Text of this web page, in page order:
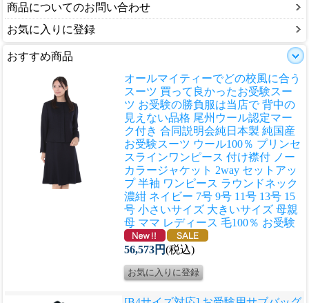
商品についてのお問い合わせ
お気に入りに登録
おすすめ商品
オールマイティーでどの校風に合う
スーツ 買って良かったお受験スー
ツ お受験の勝負服は当店で 背中の
見えない品格 尾州ウール認定マー
ク付き 合同説明会純日本製 純国産
お受験スーツ ウール100％ プリンセ
スラインワンピース 付け襟付 ノー
カラージャケット 2way セットアッ
プ 半袖 ワンピース ラウンドネック
濃紺 ネイビー 7号 9号 11号 13号 15
号 小さいサイズ 大きいサイズ 母親
母 ママ レディース 毛100％ お受験
56,573円(税込)